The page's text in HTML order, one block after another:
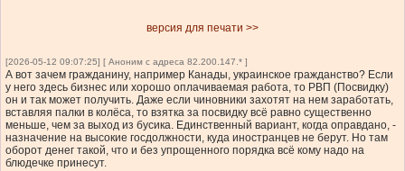
версия для печати >>
[2026-05-12 09:07:25] [ Аноним с адреса 82.200.147.* ]
А вот зачем гражданину, например Канады, украинское гражданство? Если
у него здесь бизнес или хорошо оплачиваемая работа, то РВП (Посвидку)
он и так может получить. Даже если чиновники захотят на нем заработать,
вставляя палки в колёса, то взятка за посвидку всё равно существенно
меньше, чем за выход из бусика. Единственный вариант, когда оправдано, -
назначение на высокие госдолжности, куда иностранцев не берут. Но там
оборот денег такой, что и без упрощенного порядка всё кому надо на
блюдечке принесут.